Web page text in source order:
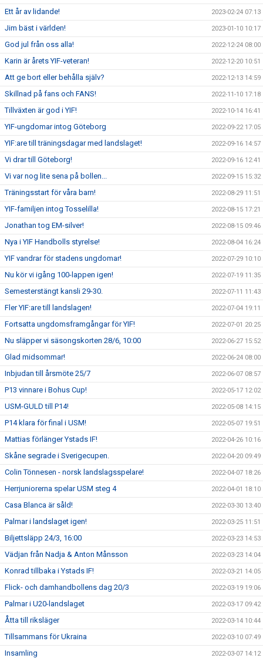
Ett år av lidande! 2023-02-24 07:13
Jim bäst i världen! 2023-01-10 10:17
God jul från oss alla! 2022-12-24 08:00
Karin är årets YIF-veteran! 2022-12-20 10:51
Att ge bort eller behålla själv? 2022-12-13 14:59
Skillnad på fans och FANS! 2022-11-10 17:18
Tillväxten är god i YIF! 2022-10-14 16:41
YIF-ungdomar intog Göteborg 2022-09-22 17:05
YIF:are till träningsdagar med landslaget! 2022-09-16 14:57
Vi drar till Göteborg! 2022-09-16 12:41
Vi var nog lite sena på bollen... 2022-09-15 15:32
Träningsstart för våra barn! 2022-08-29 11:51
YIF-familjen intog Tosselilla! 2022-08-15 17:21
Jonathan tog EM-silver! 2022-08-15 09:46
Nya i YIF Handbolls styrelse! 2022-08-04 16:24
YIF vandrar för stadens ungdomar! 2022-07-29 10:10
Nu kör vi igång 100-lappen igen! 2022-07-19 11:35
Semesterstängt kansli 29-30. 2022-07-11 11:43
Fler YIF:are till landslagen! 2022-07-04 19:11
Fortsatta ungdomsframgångar för YIF! 2022-07-01 20:25
Nu släpper vi säsongskorten 28/6, 10:00 2022-06-27 15:52
Glad midsommar! 2022-06-24 08:00
Inbjudan till årsmöte 25/7 2022-06-07 08:57
P13 vinnare i Bohus Cup! 2022-05-17 12:02
USM-GULD till P14! 2022-05-08 14:15
P14 klara för final i USM! 2022-05-07 19:51
Mattias förlänger Ystads IF! 2022-04-26 10:16
Skåne segrade i Sverigecupen. 2022-04-20 09:49
Colin Tönnesen - norsk landslagsspelare! 2022-04-07 18:26
Herrjuniorerna spelar USM steg 4 2022-04-01 18:10
Casa Blanca är såld! 2022-03-30 13:40
Palmar i landslaget igen! 2022-03-25 11:51
Biljettsläpp 24/3, 16:00 2022-03-23 14:53
Vädjan från Nadja & Anton Månsson 2022-03-23 14:04
Konrad tillbaka i Ystads IF! 2022-03-21 14:05
Flick- och damhandbollens dag 20/3 2022-03-19 19:06
Palmar i U20-landslaget 2022-03-17 09:42
Åtta till riksläger 2022-03-14 10:44
Tillsammans för Ukraina 2022-03-10 07:49
Insamling 2022-03-07 14:12